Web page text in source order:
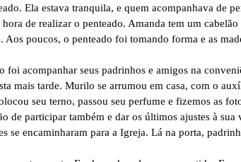
Ela estava tranquila, e quem acompanhava de
de realizar o penteado. Amanda tem um
Aos poucos, o penteado foi tomando forma e as
foi acompanhar seus padrinhos e amigos na
mais tarde. Murilo se arrumou em casa, com o
seu terno, passou seu perfume e fizemos as
de participar também e dar os últimos ajustes à
se encaminharam para a Igreja. Lá na porta,